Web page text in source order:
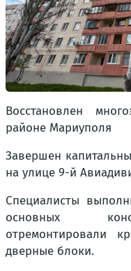
Восстановлен
районе Мариуполя
Завершен
на улице 9-й
Специалисты
основных
отремонтировали
дверные блоки.